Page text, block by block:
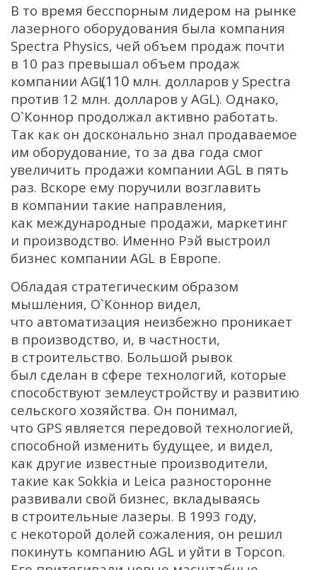
В то время бесспорным лидером на рынке
лазерного оборудования была компания
Spectra Physics, чей объем продаж почти
в 10 раз превышал объем продаж
компании AGL(110 млн. долларов у Spectra
против 12 млн. долларов у AGL). Однако,
О`Коннор продолжал активно работать.
Так как он досконально знал продаваемое
им оборудование, то за два года смог
увеличить продажи компании AGL в пять
раз. Вскоре ему поручили возглавить
в компании такие направления,
как международные продажи, маркетинг
и производство. Именно Рэй выстроил
бизнес компании AGL в Европе.
Обладая стратегическим образом
мышления, О`Коннор видел,
что автоматизация неизбежно проникает
в производство, и, в частности,
в строительство. Большой рывок
был сделан в сфере технологий, которые
способствуют землеустройству и развитию
сельского хозяйства. Он понимал,
что GPS является передовой технологией,
способной изменить будущее, и видел,
как другие известные производители,
такие как Sokkia и Leica разносторонне
развивали свой бизнес, вкладываясь
в строительные лазеры. В 1993 году,
с некоторой долей сожаления, он решил
покинуть компанию AGL и уйти в Topcon.